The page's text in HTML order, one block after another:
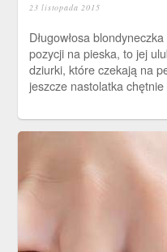
23 listopada 2015
Długowłosa
pozycji na pieska, to jej
dziurki, które czekają na
jeszcze nastolatka